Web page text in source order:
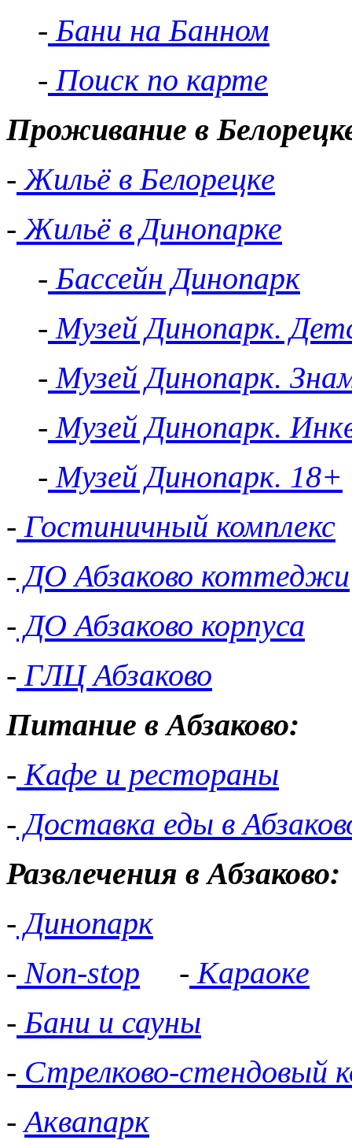
- Бани на Банном
- Поиск по карте
Проживание в
- Жильё в Белорецке
- Жильё в Динопарке
- Бассейн Динопарк
- Музей Динопарк.
- Музей Динопарк.
- Музей Динопарк.
- Музей Динопарк. 18+
- Гостиничный комплекс
- ДО Абзаково коттеджи
- ДО Абзаково корпуса
- ГЛЦ Абзаково
Питание в Абзаково:
- Кафе и рестораны
- Доставка еды в
Развлечения в Абзаково:
- Динопарк
- Non-stop - Караоке
- Бани и сауны
- Стрелково-стендовый
-Аквапарк